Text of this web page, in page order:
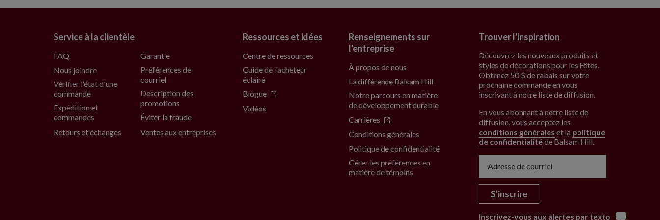
Service à la clientèle
FAQ
Nous joindre
Vérifier l'état d'une
commande
Expédition et
commandes
Retours et échanges
Garantie
Préférences de
courriel
Description des
promotions
Éviter la fraude
Ventes aux entreprises
Ressources et idées
Centre de ressources
Guide de l'acheteur
éclairé
Blogue
Vidéos
Renseignements sur
l'entreprise
À propos de nous
La différence Balsam Hill
Notre parcours en matière
de développement durable
Carrières
Conditions générales
Politique de confidentialité
Gérer les préférences en
matière de témoins
Trouver l'inspiration
Découvrez les nouveaux produits et
styles de décorations pour les Fêtes.
Obtenez 50 $ de rabais sur votre
prochaine commande en vous
inscrivant à notre liste de diffusion.
En vous abonnant à notre liste de
diffusion, vous acceptez les
conditions générales et la politique
de confidentialitéde Balsam Hill
S’inscrire
Inscrivez-vous aux alertes par texto